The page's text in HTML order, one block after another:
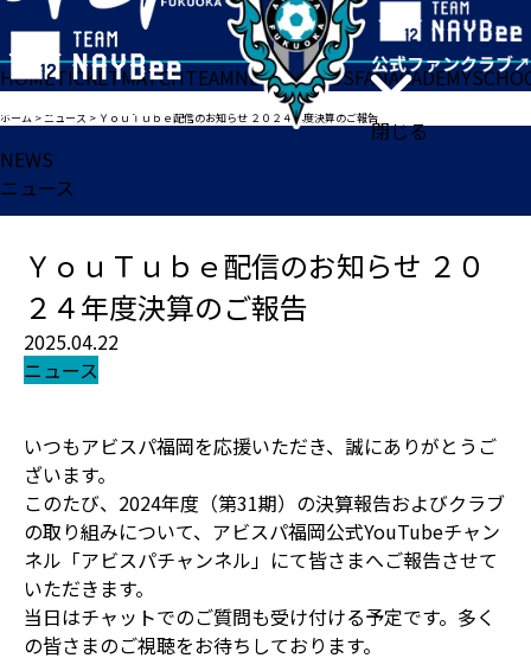
閉じる
HOMETICKETMATCHTEAMNEWSGOODSFANACADEMY
ホーム >ニュース > ＹｏｕＴｕｂｅ配信のお知らせ ２０２４年度決算のご報告
NEWS
ニュース
ＹｏｕＴｕｂｅ配信のお知らせ ２０
２４年度決算のご報告
2025.04.22
ニュース
いつもアビスパ福岡を応援いただき、誠にありがとうご
ざいます。
このたび、2024年度（第31期）の決算報告およびクラブ
の取り組みについて、アビスパ福岡公式YouTubeチャン
ネル「アビスパチャンネル」にて皆さまへご報告させて
いただきます。
当日はチャットでのご質問も受け付ける予定です。多く
の皆さまのご視聴をお待ちしております。